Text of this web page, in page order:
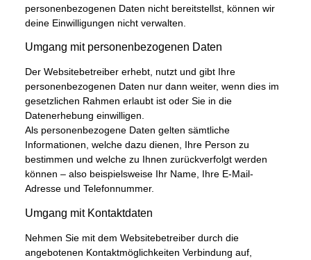
personenbezogenen Daten nicht bereitstellst, können wir
deine Einwilligungen nicht verwalten.
Umgang mit personenbezogenen Daten
Der Websitebetreiber erhebt, nutzt und gibt Ihre
personenbezogenen Daten nur dann weiter, wenn dies im
gesetzlichen Rahmen erlaubt ist oder Sie in die
Datenerhebung einwilligen.
Als personenbezogene Daten gelten sämtliche
Informationen, welche dazu dienen, Ihre Person zu
bestimmen und welche zu Ihnen zurückverfolgt werden
können – also beispielsweise Ihr Name, Ihre E-Mail-
Adresse und Telefonnummer.
Umgang mit Kontaktdaten
Nehmen Sie mit dem Websitebetreiber durch die
angebotenen Kontaktmöglichkeiten Verbindung auf,